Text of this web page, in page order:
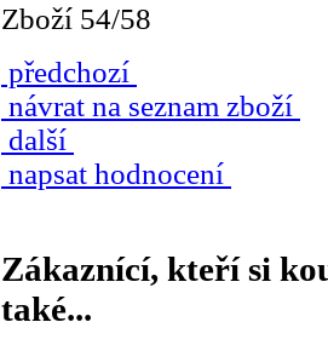
Zboží 54/58
předchozí
návrat na seznam zboží
další
napsat hodnocení
Zákaznící, kteří si
také...